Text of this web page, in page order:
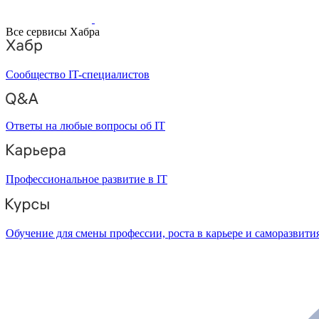
Все сервисы Хабра
Сообщество IT-специалистов
Ответы на любые вопросы об IT
Профессиональное развитие в IT
Обучение для смены профессии, роста в карьере и